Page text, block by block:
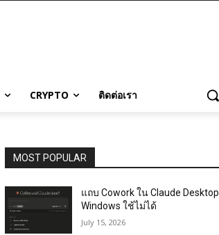
CRYPTO ติดต่อเรา
MOST POPULAR
แถบ Cowork ใน Claude Desktop
Windows ใช้ไม่ได้
July 15, 2026